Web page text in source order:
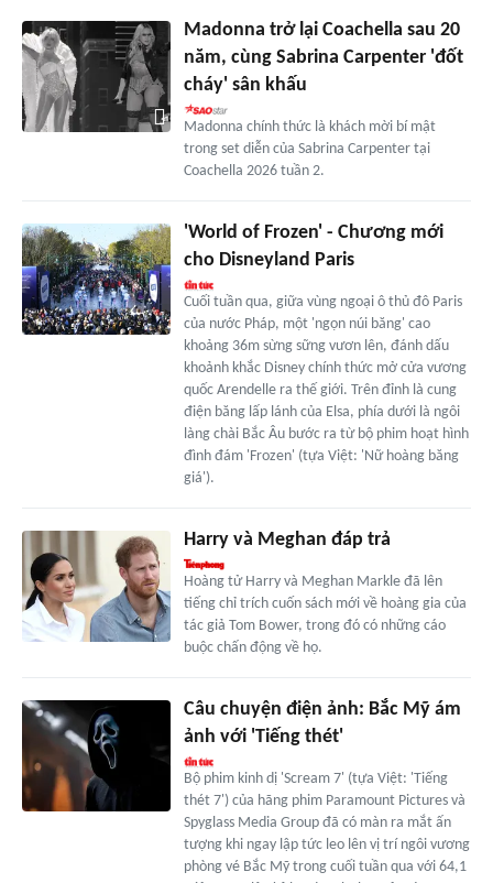
Madonna trở lại Coachella sau 20
năm, cùng Sabrina Carpenter 'đốt
cháy' sân khấu
Madonna chính thức là khách mời bí mật
trong set diễn của Sabrina Carpenter tại
Coachella 2026 tuần 2.
'World of Frozen' - Chương mới
cho Disneyland Paris
Cuối tuần qua, giữa vùng ngoại ô thủ đô Paris
của nước Pháp, một 'ngọn núi băng' cao
khoảng 36m sừng sững vươn lên, đánh dấu
khoảnh khắc Disney chính thức mở cửa vương
quốc Arendelle ra thế giới. Trên đỉnh là cung
điện băng lấp lánh của Elsa, phía dưới là ngôi
làng chài Bắc Âu bước ra từ bộ phim hoạt hình
đình đám 'Frozen' (tựa Việt: 'Nữ hoàng băng
giá').
Harry và Meghan đáp trả
Hoàng tử Harry và Meghan Markle đã lên
tiếng chỉ trích cuốn sách mới về hoàng gia của
tác giả Tom Bower, trong đó có những cáo
buộc chấn động về họ.
Câu chuyện điện ảnh: Bắc Mỹ ám
ảnh với 'Tiếng thét'
Bộ phim kinh dị 'Scream 7' (tựa Việt: 'Tiếng
thét 7') của hãng phim Paramount Pictures và
Spyglass Media Group đã có màn ra mắt ấn
tượng khi ngay lập tức leo lên vị trí ngôi vương
phòng vé Bắc Mỹ trong cuối tuần qua với 64,1